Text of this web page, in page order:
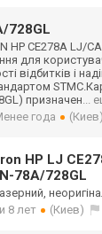
728GL
HP CE278A LJ/
для
відбитків і
призначен...
года (Киев)
HP LJ
78A/728GL
8 лет (Киев)